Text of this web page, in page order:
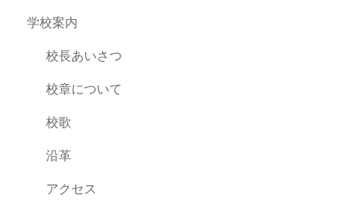
学校案内
校長あいさつ
校章について
校歌
沿革
アクセス